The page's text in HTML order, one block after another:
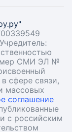
СМИ ЭЛ №
сфере связи,
массовых
соглашение
с российским